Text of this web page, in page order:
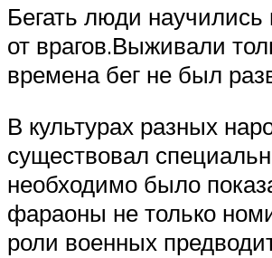
Бегать люди научились
от врагов.Выживали
времена бег не был
В культурах разных
существовал
необходимо было
фараоны не только
роли военных